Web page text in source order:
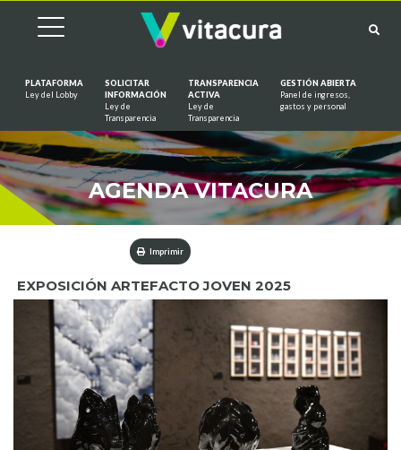
PLATAFORMA
Ley del Lobby
SOLICITAR
INFORMACIÓN
Ley de
Transparencia
TRANSPARENCIA
ACTIVA
Ley de
Transparencia
GESTIÓN ABIERTA
Panel de ingresos,
gastos y personal
AGENDA VITACURA
Imprimir
EXPOSICIÓN ARTEFACTO JOVEN 2025